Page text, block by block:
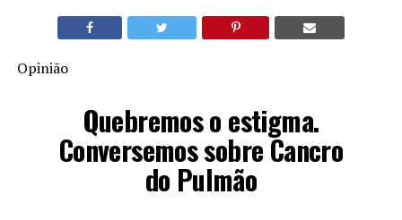
Opinião
Quebremos o estigma.
Conversemos sobre Cancro
do Pulmão